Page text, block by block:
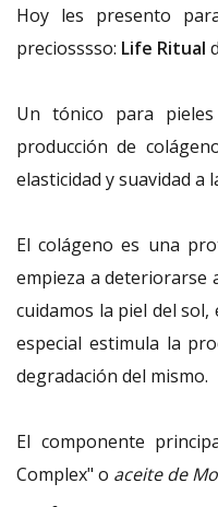
Hoy les presento
preciosssso: Life Ritual
Un tónico para
producción de
elasticidad y suavidad a
El colágeno es una
empieza a deteriorarse
cuidamos la piel del
especial estimula la
degradación del mismo.
El componente
Complex" o aceite de